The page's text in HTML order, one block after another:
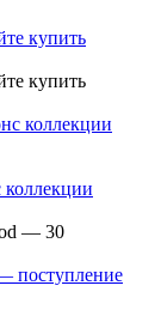
купить
купить
— 30